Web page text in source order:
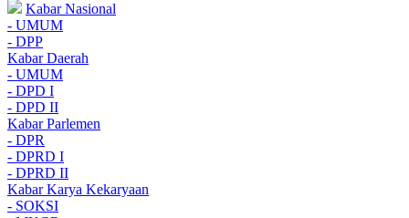
Kabar Nasional
- UMUM
- DPP
Kabar Daerah
- UMUM
- DPD I
- DPD II
Kabar Parlemen
- DPR
- DPRD I
- DPRD II
Kabar Karya Kekaryaan
- SOKSI